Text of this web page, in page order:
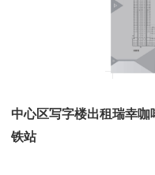
中心区写字楼出租瑞幸
铁站